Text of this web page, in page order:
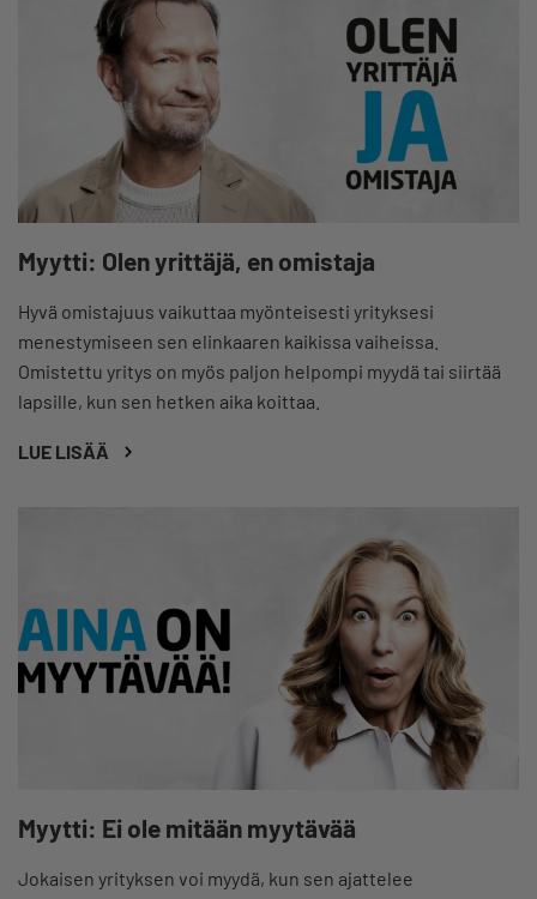
Myytti: Olen yrittäjä, en omistaja
Hyvä omistajuus vaikuttaa myönteisesti yrityksesi
menestymiseen sen elinkaaren kaikissa vaiheissa.
Omistettu yritys on myös paljon helpompi myydä tai siirtää
lapsille, kun sen hetken aika koittaa.
LUE LISÄÄ
Myytti: Ei ole mitään myytävää
Jokaisen yrityksen voi myydä, kun sen ajattelee